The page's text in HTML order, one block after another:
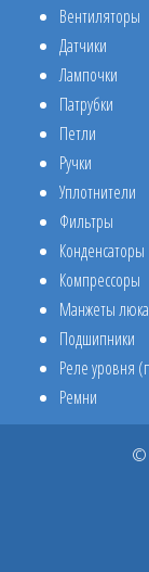
Вентиляторы
Датчики
Лампочки
Патрубки
Петли
Ручки
Уплотнители
Фильтры
Конденсаторы
Компрессоры
Манжеты люка
Подшипники
Реле уровня
Ремни
©